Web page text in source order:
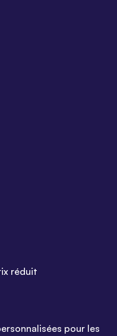
réduit
pour les